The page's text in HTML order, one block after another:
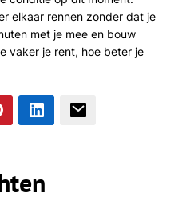
elkaar rennen zonder dat je
met je mee en bouw
vaker je rent, hoe beter je